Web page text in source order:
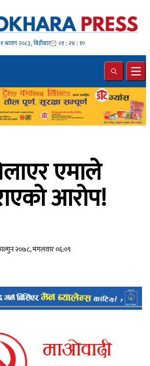
श्रावण २०८३, बिहीबार ०१ : २४ : १२
Search
एमाले
आरोप!
२०७८, मंगलवार ०६:०९